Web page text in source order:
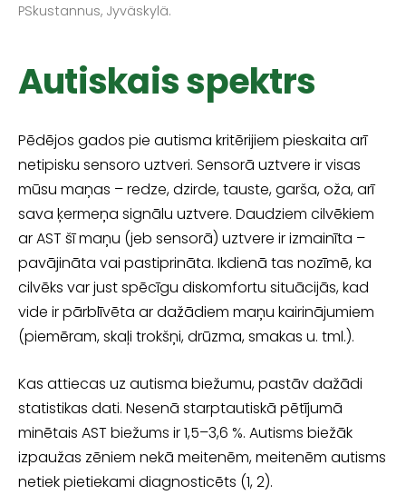
PS­kustannus, Jyväskylä.
Autiskais spektrs
Pēdējos gados pie autisma kritērijiem pieskaita arī
netipisku sensoro uztveri. Sen­sorā uztvere ir visas
mūsu maņas – redze, dzirde, tauste, garša, oža, arī
sava ķer­meņa signālu uztvere. Daudziem cilvēkiem
ar AST šī maņu (jeb sensorā) uztvere ir izmainīta –
pavājināta vai pastiprināta. Ikdienā tas nozīmē, ka
cilvēks var just spēcīgu diskomfortu situācijās, kad
vide ir pārblīvēta ar dažādiem maņu kairinā­jumiem
(piemēram, skaļi trokšņi, drūzma, smakas u. tml.).
Kas attiecas uz autisma biežumu, pastāv dažādi
statistikas dati. Nesenā starp­tautiskā pētījumā
minētais AST biežums ir 1,5–3,6 %. Autisms biežāk
izpaužas zēniem nekā meitenēm, meitenēm autisms
netiek pietiekami diagnosticēts (1, 2).